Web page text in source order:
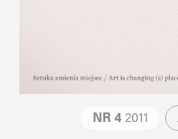
NR 4 2011